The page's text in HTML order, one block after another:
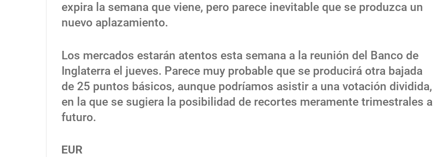
expira la semana que viene, pero parece inevitable que se produzca un
nuevo aplazamiento.
Los mercados estarán atentos esta semana a la reunión del Banco de
Inglaterra el jueves. Parece muy probable que se producirá otra bajada
de 25 puntos básicos, aunque podríamos asistir a una votación dividida,
en la que se sugiera la posibilidad de recortes meramente trimestrales a
futuro.
EUR